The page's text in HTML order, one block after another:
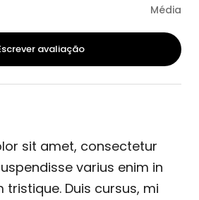
Média
avaliação
sit amet, consectetur
varius enim in
tristique. Duis cursus, mi